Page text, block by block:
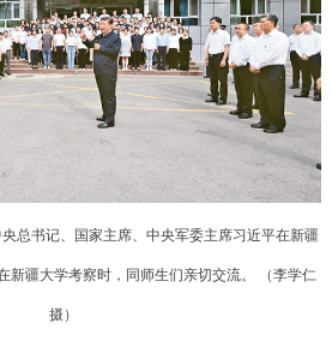
总书记、国家主席、中央军委主席习近平在新疆
新疆大学考察时，同师生们亲切交流。 （李学仁
摄）